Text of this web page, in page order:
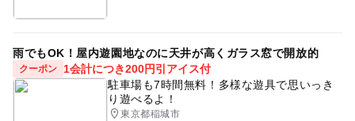
雨でもOK！屋内遊園地なのに天井が高くガラス窓で開放的
クーポン
1会計につき200円引アイス付
駐車場も7時間無料！多様な遊具で思いっき
り遊べるよ！
東京都稲城市